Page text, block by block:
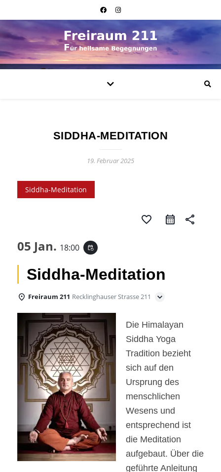
SIDDHA-MEDITATION
19. Februar 2025
Siddha-Meditation
favorite_border share
05 Jan. 18:00 event_repeat
Siddha-Meditation
Freiraum 211 Recklinghauser Strasse 211
Die Himalayan
Siddha Yoga
Tradition bezieht
sich auf den
Ursprung des
menschlichen
Wesens und
entsprechend ist
die Meditation
aufgebaut. Über die
geführte Anleitung